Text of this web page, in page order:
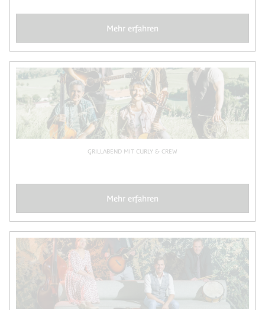
Mehr erfahren
GRILLABEND MIT CURLY & CREW
Mehr erfahren